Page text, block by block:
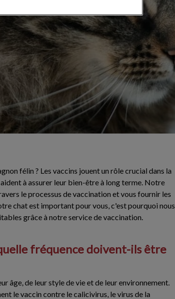
félin ? Les vaccins jouent un rôle crucial dans la
à assurer leur bien-être à long terme. Notre
le processus de vaccination et vous fournir les
chat est important pour vous, c'est pourquoi nous
grâce à notre service de vaccination.
fréquence doivent-ils être
âge, de leur style de vie et de leur environnement.
le vaccin contre le calicivirus, le virus de la